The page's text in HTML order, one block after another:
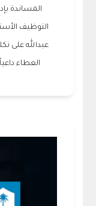
المساندة
التوظيف
عبدالله على
العطاء